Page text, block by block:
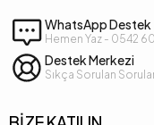
WhatsApp Destek
Hemen Yaz - 0542
Destek Merkezi
Sıkça Sorulan